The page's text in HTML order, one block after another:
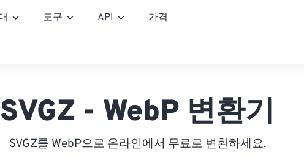
도구 API 가격
SVGZ - WebP 변환기
SVGZ를 WebP으로 온라인에서 무료로 변환하세요.